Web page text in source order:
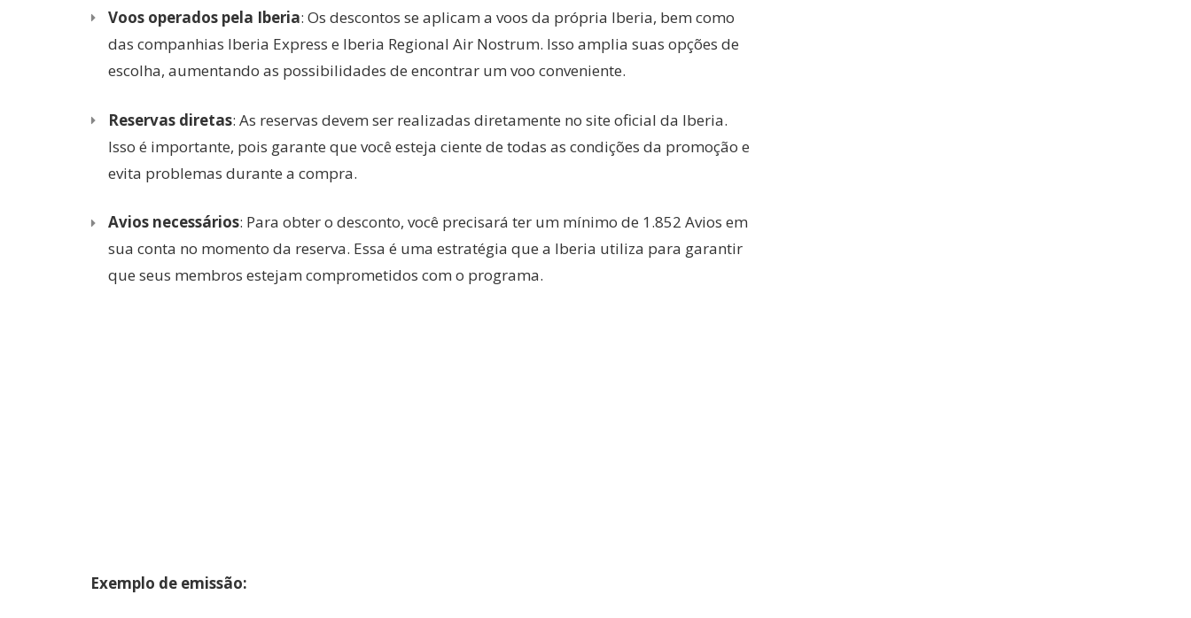
Voos operados pela Iberia: Os descontos se aplicam a voos da própria Iberia, bem como
das companhias Iberia Express e Iberia Regional Air Nostrum. Isso amplia suas opções de
escolha, aumentando as possibilidades de encontrar um voo conveniente.
Reservas diretas: As reservas devem ser realizadas diretamente no site oficial da Iberia.
Isso é importante, pois garante que você esteja ciente de todas as condições da promoção e
evita problemas durante a compra.
Avios necessários: Para obter o desconto, você precisará ter um mínimo de 1.852 Avios em
sua conta no momento da reserva. Essa é uma estratégia que a Iberia utiliza para garantir
que seus membros estejam comprometidos com o programa.
Exemplo de emissão: